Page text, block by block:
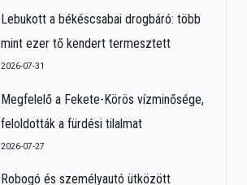
Lebukott a békéscsabai drogbáró: több
mint ezer tő kendert termesztett
2026-07-31
Megfelelő a Fekete-Körös vízminősége,
feloldották a fürdési tilalmat
2026-07-27
Robogó és személyautó ütközött